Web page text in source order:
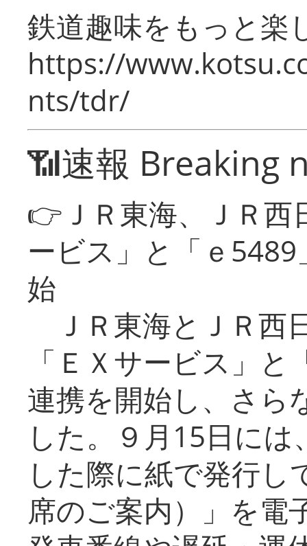
鉄道趣味をもっと楽
https://
nts/tdr/
📶速報 Breaking
👉ＪＲ東海、ＪＲ
ービス」と「ｅ
始
ＪＲ東海とＪＲ西
「ＥＸサービス」
連携を開始し、さら
した。９月15日に
した際に紙で発行し
席のご案内）」を電